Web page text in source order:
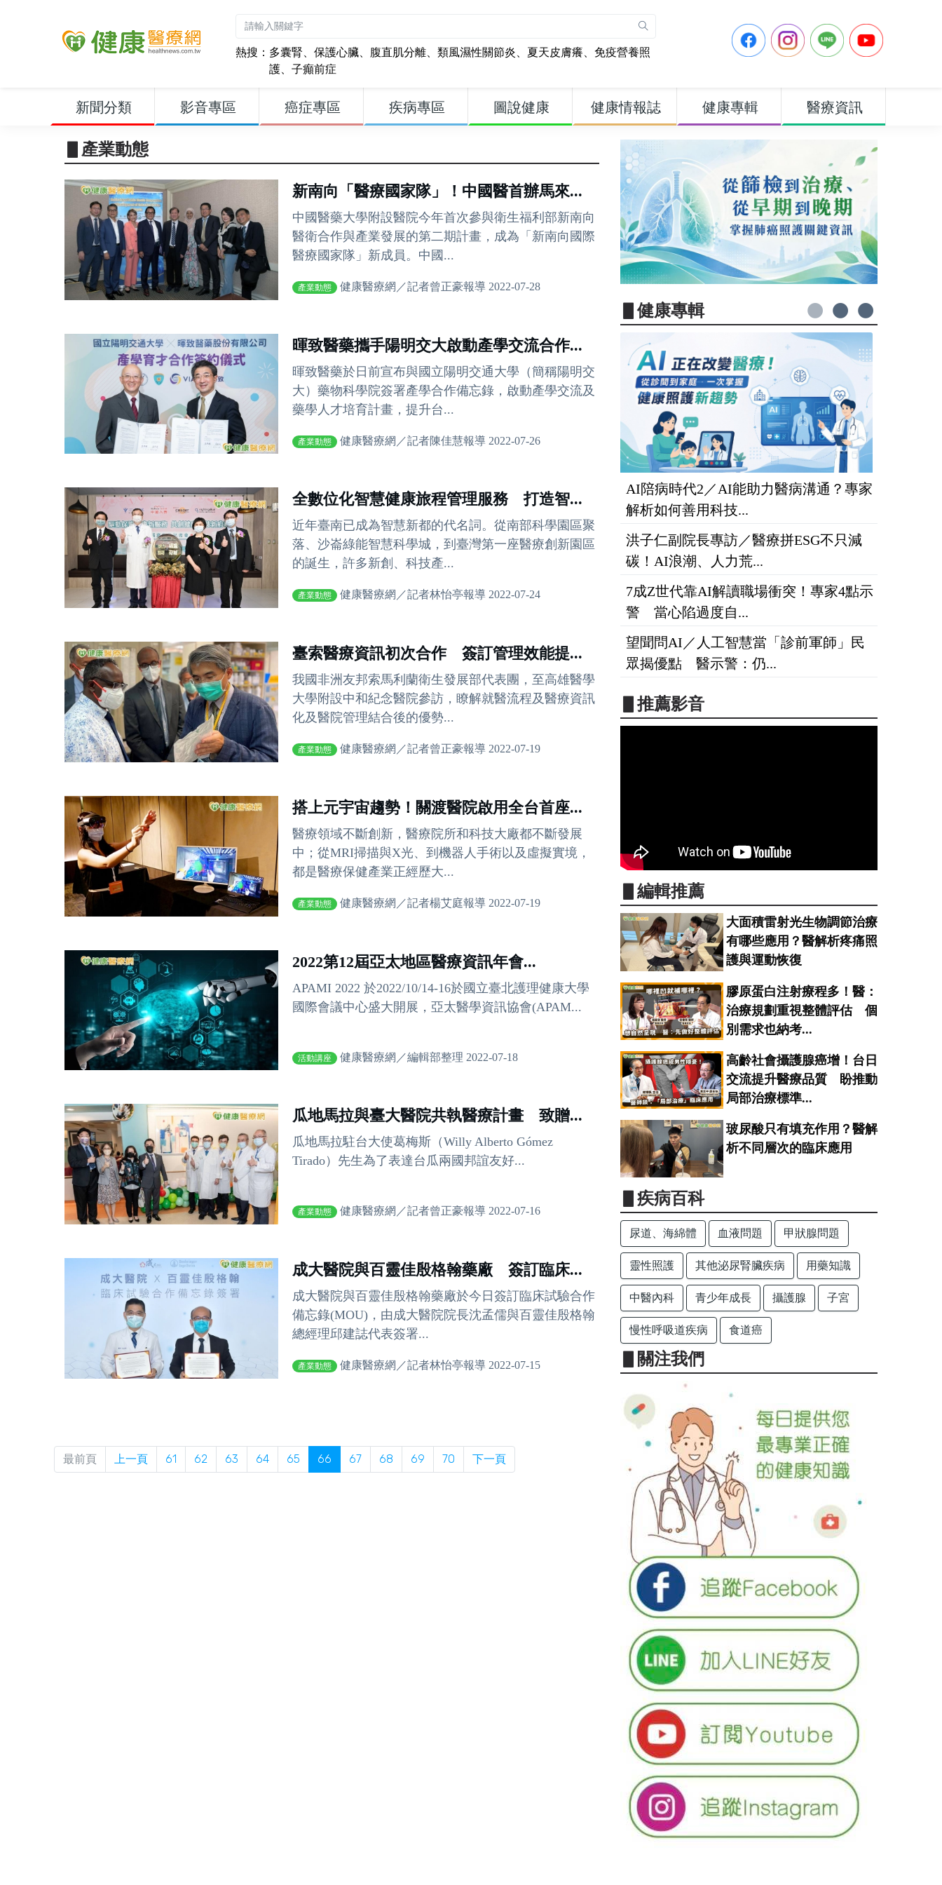
熱搜： 多囊腎、 保護心臟、 腹直肌分離、 類風濕性關節炎、 夏天皮膚癢、 免疫營養照
護、 子癲前症
新聞分類 影音專區 癌症專區 疾病專區 圖說健康 健康情報誌 健康專輯 醫療資訊
▋產業動態
新南向「醫療國家隊」！中國醫首辦馬來...
中國醫藥大學附設醫院今年首次參與衛生福利部新南向
醫衛合作與產業發展的第二期計畫，成為「新南向國際
醫療國家隊」新成員。中國...
產業動態 健康醫療網／記者曾正豪報導 2022-07-28
暉致醫藥攜手陽明交大啟動產學交流合作...
暉致醫藥於日前宣布與國立陽明交通大學（簡稱陽明交
大）藥物科學院簽署產學合作備忘錄，啟動產學交流及
藥學人才培育計畫，提升台...
產業動態 健康醫療網／記者陳佳慧報導 2022-07-26
全數位化智慧健康旅程管理服務 打造智...
近年臺南已成為智慧新都的代名詞。從南部科學園區聚
落、沙崙綠能智慧科學城，到臺灣第一座醫療創新園區
的誕生，許多新創、科技產...
產業動態 健康醫療網／記者林怡亭報導 2022-07-24
臺索醫療資訊初次合作 簽訂管理效能提...
我國非洲友邦索馬利蘭衛生發展部代表團，至高雄醫學
大學附設中和紀念醫院參訪，瞭解就醫流程及醫療資訊
化及醫院管理結合後的優勢...
產業動態 健康醫療網／記者曾正豪報導 2022-07-19
搭上元宇宙趨勢！關渡醫院啟用全台首座...
醫療領域不斷創新，醫療院所和科技大廠都不斷發展
中；從MRI掃描與X光、到機器人手術以及虛擬實境，
都是醫療保健產業正經歷大...
產業動態 健康醫療網／記者楊艾庭報導 2022-07-19
2022第12屆亞太地區醫療資訊年會...
APAMI 2022 於2022/10/14-16於國立臺北護理健康大學
國際會議中心盛大開展，亞太醫學資訊協會(APAM...
活動講座 健康醫療網／編輯部整理 2022-07-18
瓜地馬拉與臺大醫院共執醫療計畫 致贈...
瓜地馬拉駐台大使葛梅斯（Willy Alberto Gómez
Tirado）先生為了表達台瓜兩國邦誼友好...
產業動態 健康醫療網／記者曾正豪報導 2022-07-16
成大醫院與百靈佳殷格翰藥廠 簽訂臨床...
成大醫院與百靈佳殷格翰藥廠於今日簽訂臨床試驗合作
備忘錄(MOU)，由成大醫院院長沈孟儒與百靈佳殷格翰
總經理邱建誌代表簽署...
產業動態 健康醫療網／記者林怡亭報導 2022-07-15
最前頁 上一頁 61 62 63 64 65 66 67 68 69 70 下一頁
▋健康專輯
AI陪病時代2／AI能助力醫病溝通？專家
解析如何善用科技...
洪子仁副院長專訪／醫療拼ESG不只減
碳！AI浪潮、人力荒...
7成Z世代靠AI解讀職場衝突！專家4點示
警 當心陷過度自...
望聞問AI／人工智慧當「診前軍師」民
眾揭優點 醫示警：仍...
▋推薦影音
▋編輯推薦
大面積雷射光生物調節治療
有哪些應用？醫解析疼痛照
護與運動恢復
膠原蛋白注射療程多！醫：
治療規劃重視整體評估 個
別需求也納考...
高齡社會攝護腺癌增！台日
交流提升醫療品質 盼推動
局部治療標準...
玻尿酸只有填充作用？醫解
析不同層次的臨床應用
▋疾病百科
尿道、海綿體 血液問題 甲狀腺問題
靈性照護 其他泌尿腎臟疾病 用藥知識
中醫內科 青少年成長 攝護腺 子宮
慢性呼吸道疾病 食道癌
▋關注我們